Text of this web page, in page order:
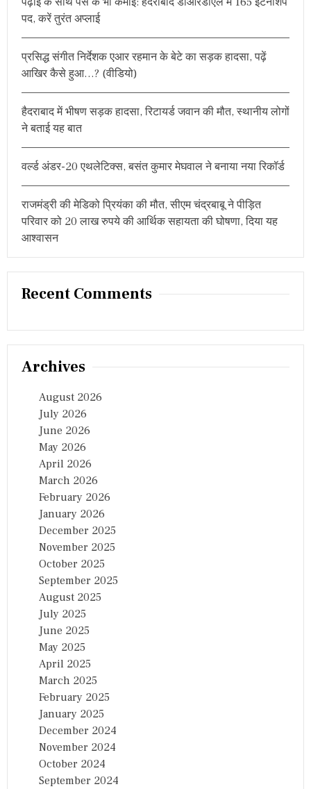
पद, करें तुरंत अप्लाई
प्रसिद्ध संगीत निर्देशक एआर रहमान के बेटे का सड़क हादसा, पढ़ें
आखिर कैसे हुआ…? (वीडियो)
हैदराबाद में भीषण सड़क हादसा, रिटायर्ड जवान की मौत, स्थानीय लोगों
ने बताई यह बात
वर्ल्ड अंडर-20 एथलेटिक्स, बसंत कुमार मेघवाल ने बनाया नया रिकॉर्ड
राजमंड्री की मेडिको प्रियंका की मौत, सीएम चंद्रबाबू ने पीड़ित
परिवार को 20 लाख रुपये की आर्थिक सहायता की घोषणा, दिया यह
आश्वासन
Recent Comments
Archives
August 2026
July 2026
June 2026
May 2026
April 2026
March 2026
February 2026
January 2026
December 2025
November 2025
October 2025
September 2025
August 2025
July 2025
June 2025
May 2025
April 2025
March 2025
February 2025
January 2025
December 2024
November 2024
October 2024
September 2024